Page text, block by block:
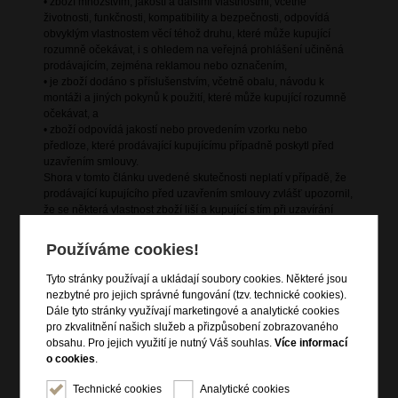
životnosti, funkčnosti, kompatibility a bezpečnosti, odpovídá
obvyklým vlastnostem věcí téhož druhu, které může kupující
rozumně očekávat, i s ohledem na veřejná prohlášení učiněná
prodávajícím, zejména reklamou nebo označením,
• je zboží dodáno s příslušenstvím, včetně obalu, návodu k
montáži a jiných pokynů k použití, které může kupující rozumně
očekávat, a
• zboží odpovídá jakostí nebo provedením vzorku nebo
předloze, které prodávající kupujícímu případně poskytl před
uzavřením smlouvy.
Shora v tomto článku uvedené skutečnosti neplatí v případě, že
prodávající kupujícího před uzavřením smlouvy zvlášť upozornil,
že se některá vlastnost zboží liší a kupující s tím při uzavírání
Projeví-li se vada na zboží v průběhu jednoho roku od převzetí,
má se za to, že zboží bylo vadné již při převzetí.
ČLÁNEK 5 - PRÁVA Z ODPOVĚDNOSTI ZA VADY
Nemá-li zboží vlastnosti stanovené v článku 4, může kupující
požadovat i dodání nového zboží bez vad, pokud to není
vzhledem k povaze vady nepřiměřeně nákladné nebo nemožné,
ale pokud se vada týká pouze součásti zboží, může kupující
odstoupit od smlouvy.
Používáme cookies!
Tyto stránky používají a ukládají soubory cookies. Některé jsou
nezbytné pro jejich správné fungování (tzv. technické cookies).
Dále tyto stránky využívají marketingové a analytické cookies
pro zkvalitnění našich služeb a přizpůsobení zobrazovaného
obsahu. Pro jejich využití je nutný Váš souhlas.Více informací
o cookies
Technické cookies Analytické cookies